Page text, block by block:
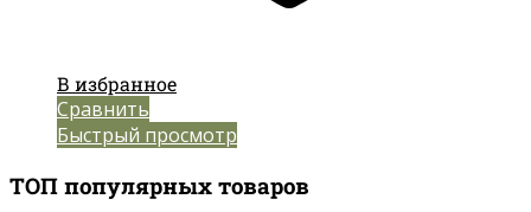
В избранное
Сравнить
Быстрый просмотр
ТОП популярных товаров